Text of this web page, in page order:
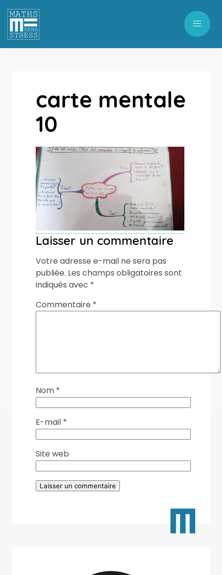
carte mentale
10
Laisser un commentaire
Votre adresse e-mail ne sera pas
publiée. Les champs obligatoires sont
indiqués avec *
Commentaire *
Nom *
E-mail *
Site web